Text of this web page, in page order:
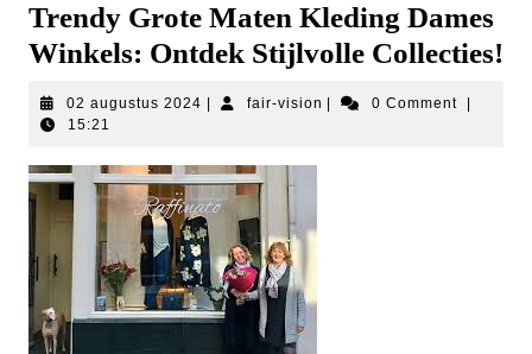
Trendy Grote Maten Kleding Dames
Winkels: Ontdek Stijlvolle Collecties!
02 augustus 2024 02
fair-vision fair-
0 Comment
15:21